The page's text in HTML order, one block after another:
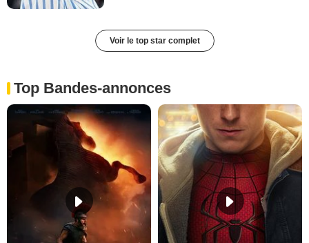
Voir le top star complet
Top Bandes-annonces